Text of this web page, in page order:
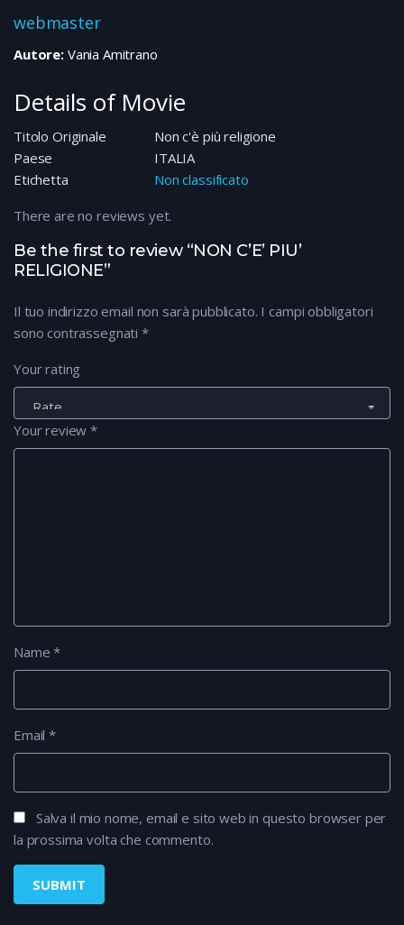
webmaster
Autore:Vania Amitrano
Details of Movie
Titolo Originale
Non c'è più religione
Paese
ITALIA
Etichetta
Non classificato
Be the first to review “NON C’E’ PIU’
RELIGIONE”
Il tuo indirizzo email non sarà pubblicato. I campi obbligatori
sono contrassegnati *
Your rating
Your review*
Name*
Email*
Salva il mio nome, email e sito web in questo browser per
la prossima volta che commento.
There are no reviews yet.